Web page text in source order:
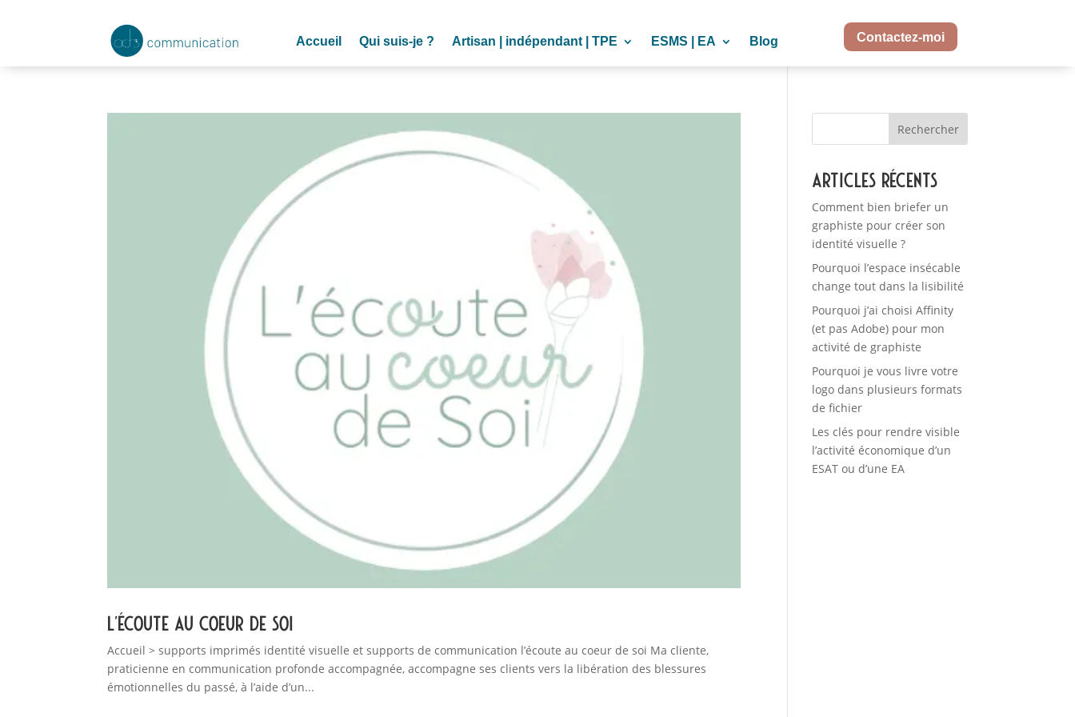
Accueil Qui suis-je ? Artisan | indépendant | TPE ESMS | EA Blog Contactez-moi
L’écoute au coeur de soi
Accueil > supports imprimés identité visuelle et supports de communication l’écoute au coeur de soi Ma cliente,
praticienne en communication profonde accompagnée, accompagne ses clients vers la libération des blessures
émotionnelles du passé, à l’aide d’un...
Rechercher
Articles récents
Comment bien briefer un
graphiste pour créer son
identité visuelle ?
Pourquoi l’espace insécable
change tout dans la lisibilité
Pourquoi j’ai choisi Affinity
(et pas Adobe) pour mon
activité de graphiste
Pourquoi je vous livre votre
logo dans plusieurs formats
de fichier
Les clés pour rendre visible
l’activité économique d’un
ESAT ou d’une EA